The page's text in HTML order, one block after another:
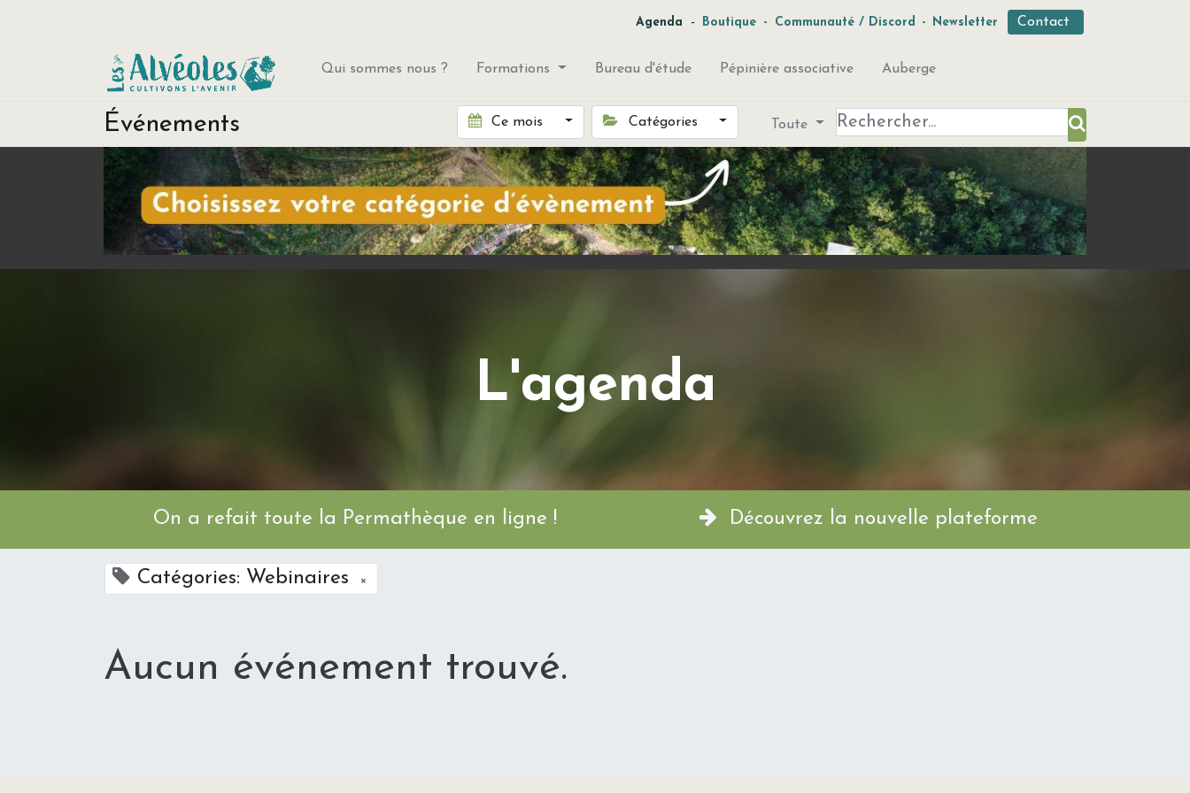
Agenda - Boutique - Communauté / Discord - Newsletter Contact
Qui sommes nous ? Formations Bureau d'étude Pépinière associative Auberge
Événements Ce mois Catégories Toute
L'agenda
On a refait toute la Permathèque en ligne ! Découvrez la nouvelle plateforme
Catégories: Webinaires ×
Aucun événement trouvé.